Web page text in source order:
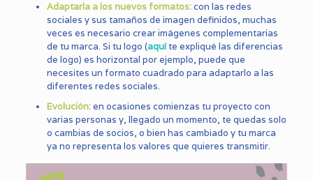
Adaptarla a los nuevos formatos:con las redes
sociales y sus tamaños de imagen definidos, muchas
veces es necesario crear imágenes complementarias
de tu marca. Si tu logo (aquíte expliqué las diferencias
de logo) es horizontal por ejemplo, puede que
necesites un formato cuadrado para adaptarlo a las
diferentes redes sociales.
Evolución:en ocasiones comienzas tu proyecto con
varias personas y, llegado un momento, te quedas solo
o cambias de socios, o bien has cambiado y tu marca
ya no representa los valores que quieres transmitir.